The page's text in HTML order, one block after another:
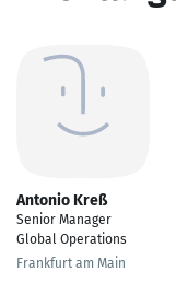
Antonio Kreß
Senior Manager
Global Operations
Frankfurt am Main